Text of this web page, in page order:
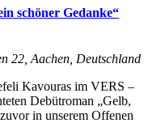
schöner Gedanke“
22, Aachen, Deutschland
Kavouras im VERS –
Debütroman „Gelb,
in unserem Offenen